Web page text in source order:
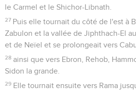
le Carmel et le Shichor-Libnath.
27 Puis elle tournait du côté de l'est à
Zabulon et la vallée de Jiphthach-El
et de Neïel et se prolongeait vers
28 ainsi que vers Ebron, Rehob,
Sidon la grande.
29 Elle tournait ensuite vers Rama